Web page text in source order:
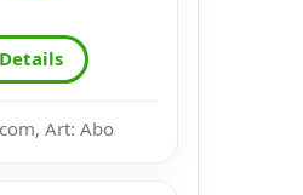
Art: Abo